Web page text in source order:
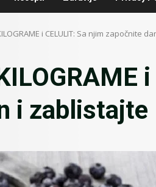
i CELULIT: Sa njim započnite
i zablistajte